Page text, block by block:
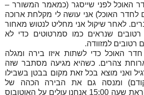
האוכל לפני שייסגר (כמאמר המשורר –
האוכל) אני עושה לי מקלחת ארוכה
לאחר שיקול אני מחליט לנטוש מאחור
רטובים שנראים כמו סמרטוטים כדי לא
רטובים למזוודה.
חדר האוכל כדי לשתות איזו בירה ומגלה
צהרים. כשהיא מגיעה מסתבר שזה
ואני מוצא בכל זאת מקום בבטן בשבילו
ומנסה גם את הבירה הכהה של
המבשלה הסמוכה. לקראת שעה 15:00 אנחנו עולים על האוטובוס